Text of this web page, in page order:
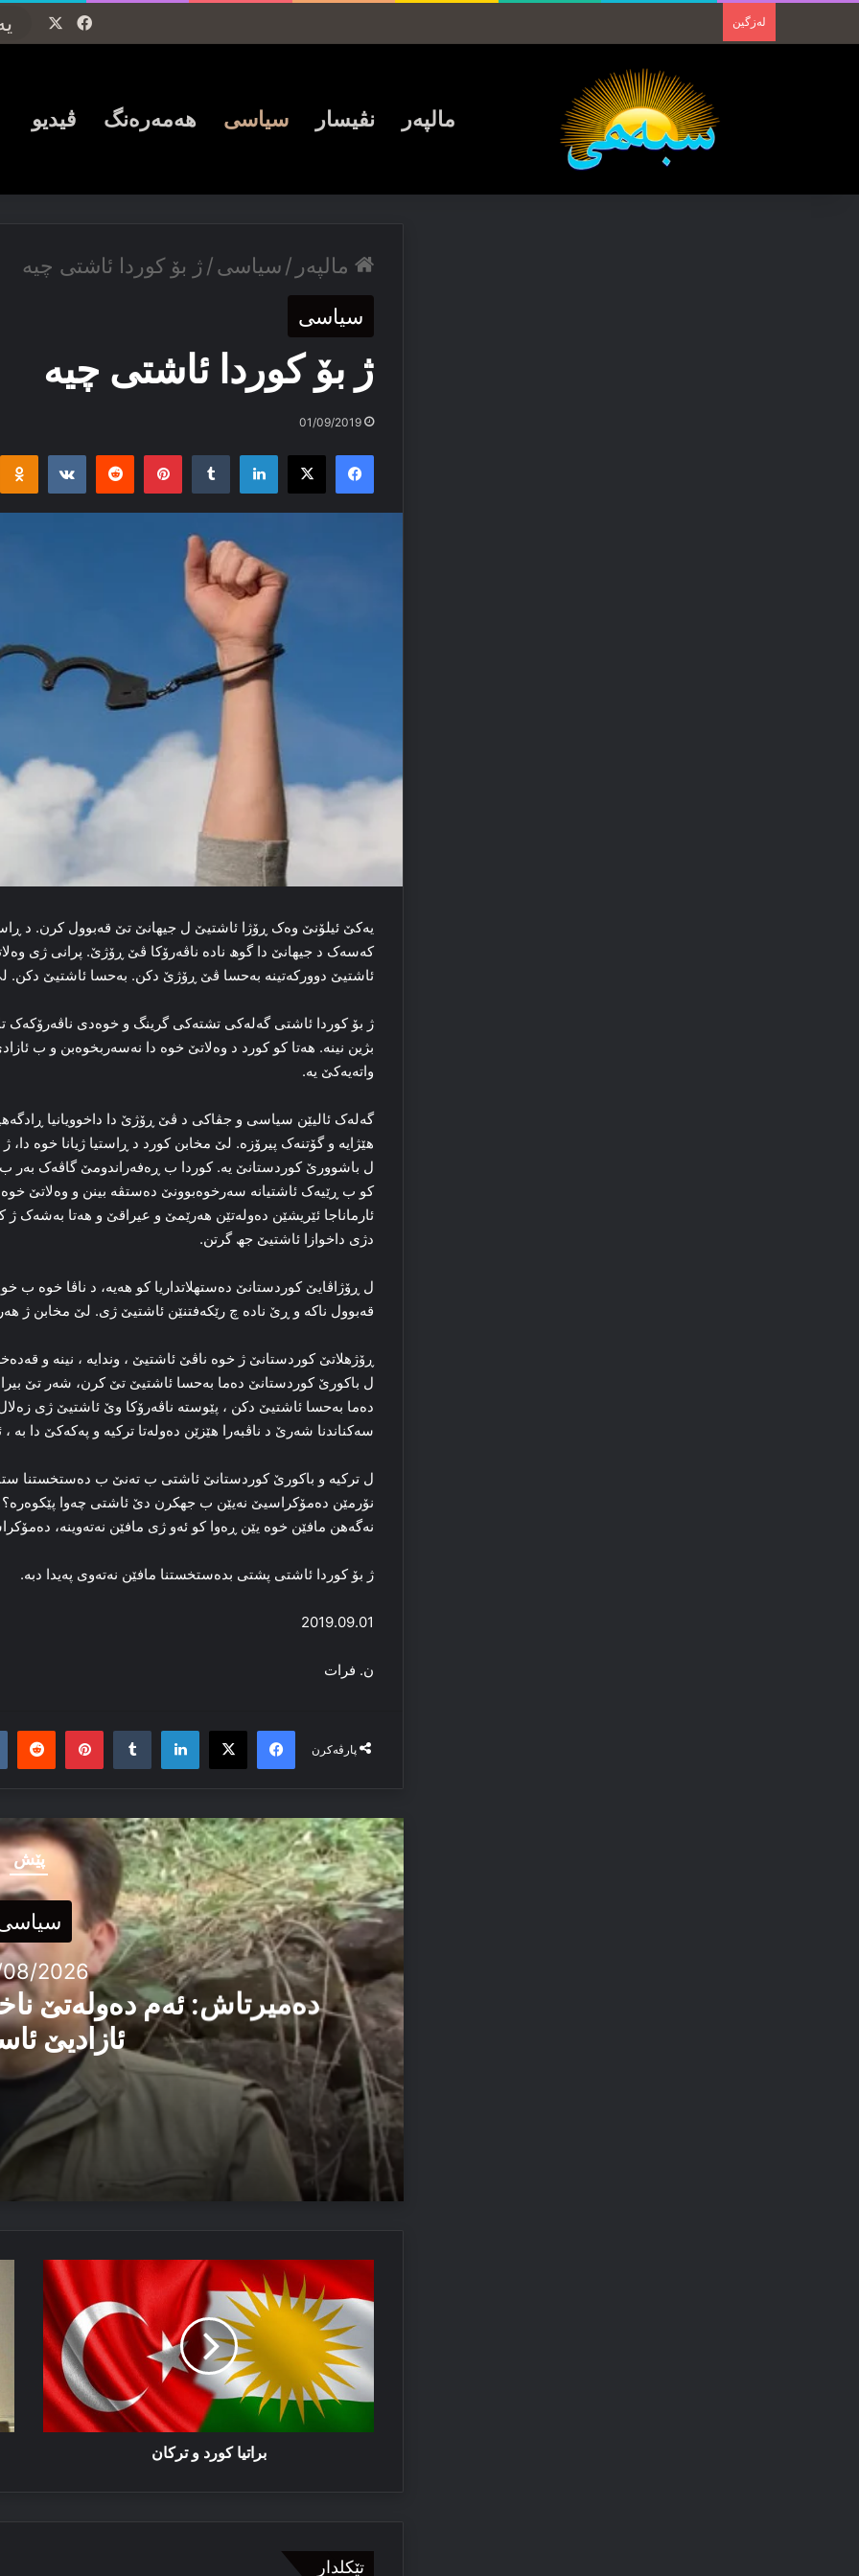
لەزگین Facebook
مالپەر نڤیسار سیاسی ھەمەرەنگ ڤیدیو
مالپەر /سیاسی/ژ بۆ كوردا ئاشتی چیە
سیاسی
ژ بۆ كوردا ئاشتی چیە
01/09/2019
Facebook
X
LinkedIn
Tumblr
Pinterest
Reddit
یەكێ ئیلۆنێ وه‌ک ڕۆژا ئاشتیێ ل جیهانێ تێ قه‌بوول کرن. د
که‌سه‌ک د جیهانێ دا گوھ ناده‌ ناڤه‌رۆکا ڤێ ڕۆژێ. پرانی ژی
ئاشتیێ دوورکه‌تینە به‌حسا ڤێ ڕۆژێ دکن. به‌حسا ئاشتیێ دکن.
ژ بۆ کوردا ئاشتی گه‌له‌کی تشته‌کی گرینگ و خوه‌دی ناڤه‌رۆکه‌ک
بژین نینە. هه‌تا کو کورد د وه‌لاتێ خوه‌ دا نه‌سه‌ربخوه‌بن و ب
واته‌یه‌کێ یه‌.
گه‌له‌ک ئالیێن سیاسی و جڤاکی د ڤێ ڕۆژێ دا داخوویانیا
هێژایه‌ و گۆتنه‌ک پیرۆزه‌. لێ مخابن کورد د ڕاستیا ژیانا خوه‌
ل باشوورێ کوردستانێ یه‌. کوردا ب ڕه‌فه‌راندومێ گاڤه‌ک به‌ر
کو ب ڕێیه‌ک ئاشتیانه‌ سه‌رخوه‌بوونێ ده‌ستڤه‌ بینن و وه‌لاتێ
ئارماناجا ئێریشێن ده‌وله‌تێن هه‌رێمێ و عیراقێ و هه‌تا به‌شه‌ک
دژی داخوازا ئاشتیێ جھ گرتن.
ل ڕۆژاڤایێ کوردستانێ ده‌ستهلاتداریا کو هه‌یە، د ناڤا خوه‌
قه‌بوول ناکه‌ و ڕێ ناده‌ چ رێكەفتنێن ئاشتیێ ژی. لێ مخابن ژ
ڕۆژهلاتێ کوردستانێ ژ خوه‌ ناڤێ ئاشتیێ ، وندایه‌ ، نینە و
ل باکورێ کوردستانێ ده‌ما به‌حسا ئاشتیێ تێ کرن، شه‌ر تێ
ده‌ما به‌حسا ئاشتیێ دکن ، پێوسته‌ ناڤه‌رۆکا وێ ئاشتیێ ژی
سه‌کناندنا شه‌رێ د ناڤبه‌را هێزێن ده‌وله‌تا ترکیه‌ و پەکەکێ دا بە
ل ترکیه‌ و باكورێ كوردستانێ ئاشتی ب ته‌نێ ب ده‌ستخستنا
نۆرمێن ده‌مۆکراسیێ نه‌یێن ب جھکرن دێ ئاشتی چه‌وا پێکوه‌رە؟
نه‌گەهن مافێن خوه‌ یێن ڕه‌وا کو ئه‌و ژی مافێن نه‌ته‌وینه‌،
ژ بۆ کوردا ئاشتی پشتی بده‌ستخستنا مافێن نه‌ته‌وی پەیدا دبه‌.
2019.09.01
ن. فرات
پارڤەکرن
Facebook
X
LinkedIn
Tumblr
پێش
2026
دەمیرتاش: ئەم دەولەتێ
ئازادیێ
06/08/2026
دەمیرتاش: ئەم دەولەتێ ناخوازن دەولەت ل پێشییا
پەیاما سەرۆک نێچیرڤان بارزانی د سالڤەگەرا جینۆساییدابراتیا
كورد
و
تركان
براتیا كورد و تركان
ل
تێکلدار